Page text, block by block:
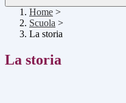
Home >
Scuola >
La storia
La storia